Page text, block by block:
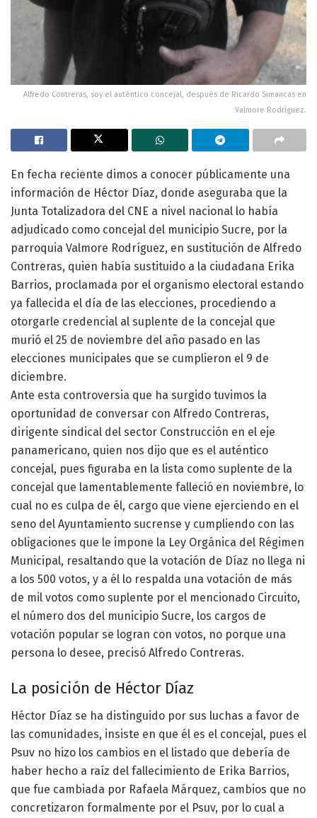
Alfredo Contreras, soy el auténtico concejal, después de Ricardo Simancas en
Valmore Rodríguez.
En fecha reciente dimos a conocer públicamente una
información de Héctor Díaz, donde aseguraba que la
Junta Totalizadora del CNE a nivel nacional lo había
adjudicado como concejal del municipio Sucre, por la
parroquia Valmore Rodríguez, en sustitución de Alfredo
Contreras, quien había sustituido a la ciudadana Erika
Barrios, proclamada por el organismo electoral estando
ya fallecida el día de las elecciones, procediendo a
otorgarle credencial al suplente de la concejal que
murió el 25 de noviembre del año pasado en las
elecciones municipales que se cumplieron el 9 de
diciembre.
Ante esta controversia que ha surgido tuvimos la
oportunidad de conversar con Alfredo Contreras,
dirigente sindical del sector Construcción en el eje
panamericano, quien nos dijo que es el auténtico
concejal, pues figuraba en la lista como suplente de la
concejal que lamentablemente falleció en noviembre, lo
cual no es culpa de él, cargo que viene ejerciendo en el
seno del Ayuntamiento sucrense y cumpliendo con las
obligaciones que le impone la Ley Orgánica del Régimen
Municipal, resaltando que la votación de Díaz no llega ni
a los 500 votos, y a él lo respalda una votación de más
de mil votos como suplente por el mencionado Circuito,
el número dos del municipio Sucre, los cargos de
votación popular se logran con votos, no porque una
persona lo desee, precisó Alfredo Contreras.
La posición de Héctor Díaz
Héctor Díaz se ha distinguido por sus luchas a favor de
las comunidades, insiste en que él es el concejal, pues el
Psuv no hizo los cambios en el listado que debería de
haber hecho a raíz del fallecimiento de Erika Barrios,
que fue cambiada por Rafaela Márquez, cambios que no
concretizaron formalmente por el Psuv, por lo cual a